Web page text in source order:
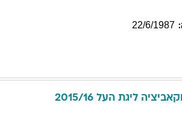
22/6/1987
ליגת העל 2015/16